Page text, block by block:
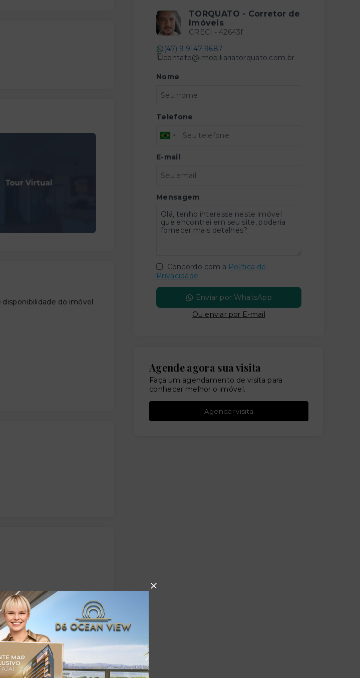
disponibilidade do imóvel
TORQUATO - Corretor de
Imóveis
CRECI - 42643f
(47) 9 9147-9687
contato@imobiliariatorquato.com.br
Nome
Telefone
E-mail
Mensagem
Concordo com a Política de
Privacidade
Enviar por WhatsApp
Ou enviar por E-mail
Agende agora sua visita
Faça um agendamento de visita para
conhecer melhor o imóvel.
Agendar visita